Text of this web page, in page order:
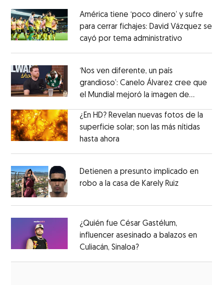
América tiene ‘poco dinero’ y sufre
para cerrar fichajes: David Vázquez se
cayó por tema administrativo
‘Nos ven diferente, un país
grandioso’: Canelo Álvarez cree que
el Mundial mejoró la imagen de
¿En HD? Revelan nuevas fotos de la
superficie solar; son las más nítidas
hasta ahora
Detienen a presunto implicado en
robo a la casa de Karely Ruiz
¿Quién fue César Gastélum,
influencer asesinado a balazos en
Culiacán, Sinaloa?Opens in new window